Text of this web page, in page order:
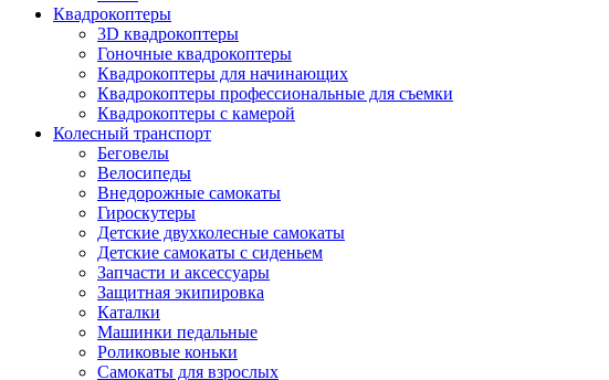
Квадрокоптеры
3D квадрокоптеры
Гоночные квадрокоптеры
Квадрокоптеры для начинающих
Квадрокоптеры профессиональные для съемки
Квадрокоптеры с камерой
Колесный транспорт
Беговелы
Велосипеды
Внедорожные самокаты
Гироскутеры
Детские двухколесные самокаты
Детские самокаты с сиденьем
Запчасти и аксессуары
Защитная экипировка
Каталки
Машинки педальные
Роликовые коньки
Самокаты для взрослых